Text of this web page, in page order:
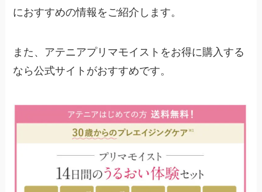
におすすめの情報をご紹介します。
また、アテニアプリマモイストをお得に購入する
なら公式サイトがおすすめです。